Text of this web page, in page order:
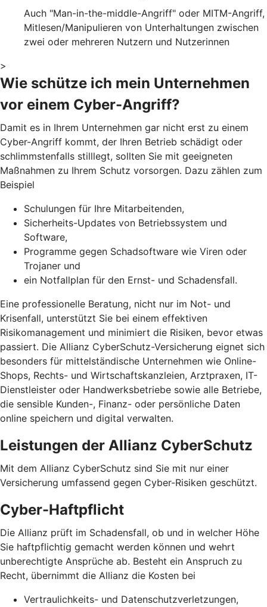
Auch "Man-in-the-middle-Angriff" oder MITM-Angriff,
Mitlesen/Manipulieren von Unterhaltungen zwischen
zwei oder mehreren Nutzern und Nutzerinnen
>
Wie schütze ich mein Unternehmen
vor einem Cyber-Angriff?
Damit es in Ihrem Unternehmen gar nicht erst zu einem
Cyber-Angriff kommt, der Ihren Betrieb schädigt oder
schlimmstenfalls stilllegt, sollten Sie mit geeigneten
Maßnahmen zu Ihrem Schutz vorsorgen. Dazu zählen zum
Beispiel
Schulungen für Ihre Mitarbeitenden,
Sicherheits-Updates von Betriebssystem und
Software,
Programme gegen Schadsoftware wie Viren oder
Trojaner und
ein Notfallplan für den Ernst- und Schadensfall.
Eine professionelle Beratung, nicht nur im Not- und
Krisenfall, unterstützt Sie bei einem effektiven
Risikomanagement und minimiert die Risiken, bevor etwas
passiert. Die Allianz CyberSchutz-Versicherung eignet sich
besonders für mittelständische Unternehmen wie Online-
Shops, Rechts- und Wirtschaftskanzleien, Arztpraxen, IT-
Dienstleister oder Handwerksbetriebe sowie alle Betriebe,
die sensible Kunden-, Finanz- oder persönliche Daten
online speichern und digital verwalten.
Leistungen der Allianz CyberSchutz
Mit dem Allianz CyberSchutz sind Sie mit nur einer
Versicherung umfassend gegen Cyber-Risiken geschützt.
Cyber-Haftpflicht
Die Allianz prüft im Schadensfall, ob und in welcher Höhe
Sie haftpflichtig gemacht werden können und wehrt
unberechtigte Ansprüche ab. Besteht ein Anspruch zu
Recht, übernimmt die Allianz die Kosten bei
Vertraulichkeits- und Datenschutzverletzungen,